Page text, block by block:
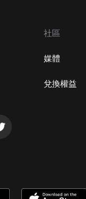
社區
媒體
兌換權益